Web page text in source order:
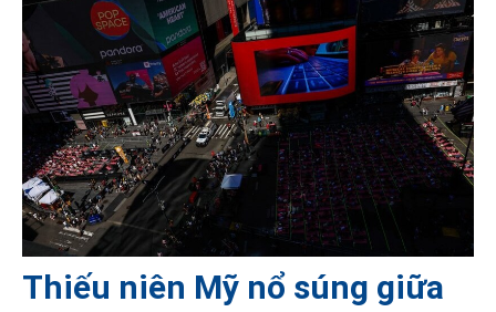
Thiếu niên Mỹ nổ súng giữa